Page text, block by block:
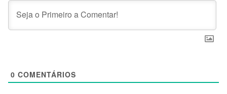
0 COMENTÁRIOS